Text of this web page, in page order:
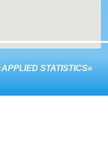
STATISTICS»